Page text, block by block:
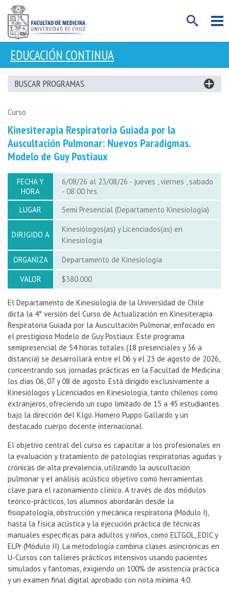
EDUCACIÓN CONTINUA
BUSCAR PROGRAMAS
Curso
Kinesiterapia Respiratoria Guiada por la
Auscultación Pulmonar: Nuevos Paradigmas.
Modelo de Guy Postiaux
FECHA Y
HORA
6/08/26 al 23/08/26 - jueves , viernes , sabado
- 08:00 hrs.
LUGAR
Semi Presencial (Departamento Kinesiología)
DIRIGIDO A
Kinesiólogos(as) y Licenciados(as) en
Kinesiología
ORGANIZA
Departamento de Kinesiología
VALOR
$380.000
El Departamento de Kinesiología de la Universidad de Chile
dicta la 4° versión del Curso de Actualización en Kinesiterapia
Respiratoria Guiada por la Auscultación Pulmonar, enfocado en
el prestigioso Modelo de Guy Postiaux. Este programa
semipresencial de 54 horas totales (18 presenciales y 36 a
distancia) se desarrollará entre el 06 y el 23 de agosto de 2026,
concentrando sus jornadas prácticas en la Facultad de Medicina
los días 06, 07 y 08 de agosto. Está dirigido exclusivamente a
Kinesiólogos y Licenciados en Kinesiología, tanto chilenos como
extranjeros, ofreciendo un cupo limitado de 15 a 45 estudiantes
bajo la dirección del Klgo. Homero Puppo Gallardo y un
destacado cuerpo docente internacional.
El objetivo central del curso es capacitar a los profesionales en
la evaluación y tratamiento de patologías respiratorias agudas y
crónicas de alta prevalencia, utilizando la auscultación
pulmonar y el análisis acústico objetivo como herramientas
clave para el razonamiento clínico. A través de dos módulos
teórico-prácticos, los alumnos abordarán desde la
fisiopatología, obstrucción y mecánica respiratoria (Módulo I),
hasta la física acústica y la ejecución práctica de técnicas
manuales específicas para adultos y niños, como ELTGOL, EDIC y
ELPr (Módulo II). La metodología combina clases asincrónicas en
U-Cursos con talleres prácticos intensivos usando pacientes
simulados y fantomas, exigiendo un 100% de asistencia práctica
y un examen final digital aprobado con nota mínima 4.0.